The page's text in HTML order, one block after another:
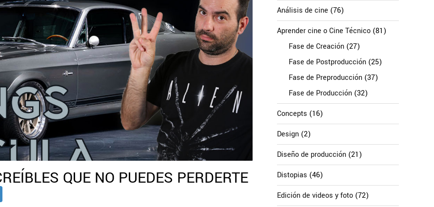
QUE NO PUEDES PERDERTE
Análisis de cine (76)
Aprender cine o Cine Técnico (81)
Fase de Creación (27)
Fase de Postproducción (25)
Fase de Preproducción (37)
Fase de Producción (32)
Concepts (16)
Design (2)
Diseño de producción (21)
Distopias (46)
Edición de videos y foto (72)